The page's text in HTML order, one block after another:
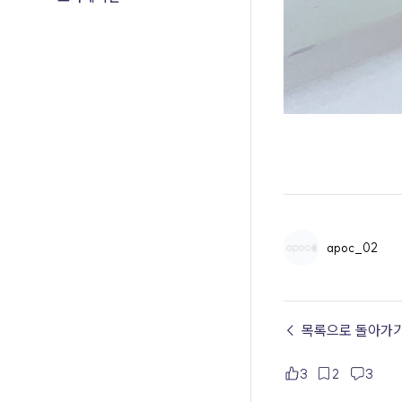
apoc_02
← 목록으로 돌아가
3 2 3